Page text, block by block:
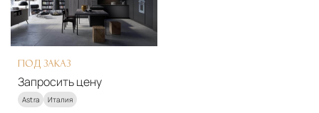
Запросить цену
ПОД ЗАКАЗ
Запросить цену
Astra Италия